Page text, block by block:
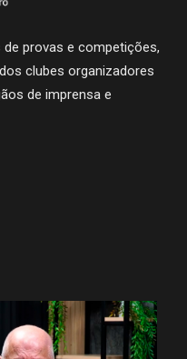
provas e competições,
clubes organizadores
de imprensa e